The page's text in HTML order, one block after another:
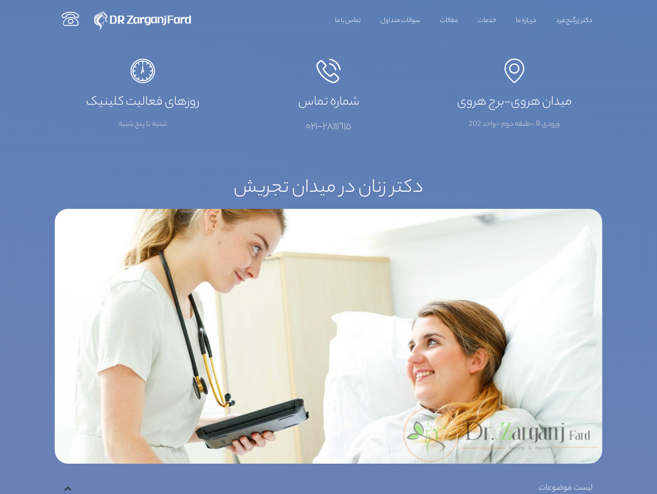
دکتر زرگنج فرد درباره ما خدمات مقالات سوالات متداول تماس با ما
میدان هروی-برج هروی
ورودی B -طبقه دوم -واحد 202
شماره تماس
٢٨١١١٦١٥-٠٢١
روزهای فعالیت کلینیک
شنبه تا پنج شنبه
دکتر زنان در میدان تجریش
لیست موضوعات